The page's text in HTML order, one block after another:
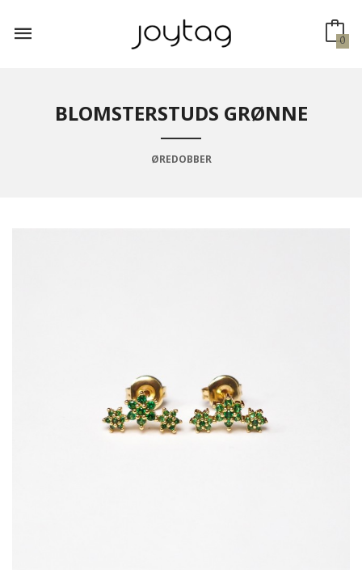
innholdet
0
BLOMSTERSTUDS GRØNNE
ØREDOBBER